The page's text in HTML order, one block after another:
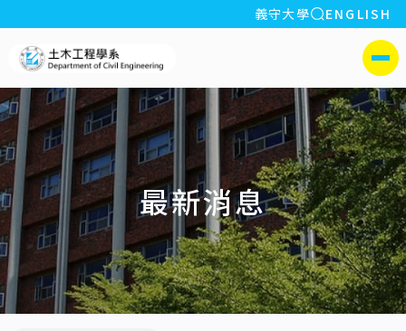
:::
義守大學 全站搜索
ENGLISH
側選單
最新消息